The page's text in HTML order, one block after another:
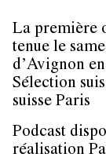
La première
tenue le
d’Avignon
Sélection
suisse Paris
Podcast
réalisation